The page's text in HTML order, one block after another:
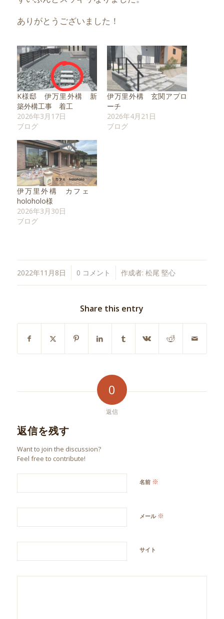
ありがとうございました！
K様邸 伊万里外構 新
築外構工事 着工
2026年3月17日
ブログ
伊万里外構 玄関アプロ
ーチ
2026年4月21日
ブログ
伊万里外構 カフェ
holoholo様
2026年3月30日
ブログ
2022年11月8日 0 コメント
/ 作成者: 松尾 堅心
Share this entry
0
返信
返信を残す
Want to join the discussion?
Feel free to contribute!
名前 ※
メール ※
サイト